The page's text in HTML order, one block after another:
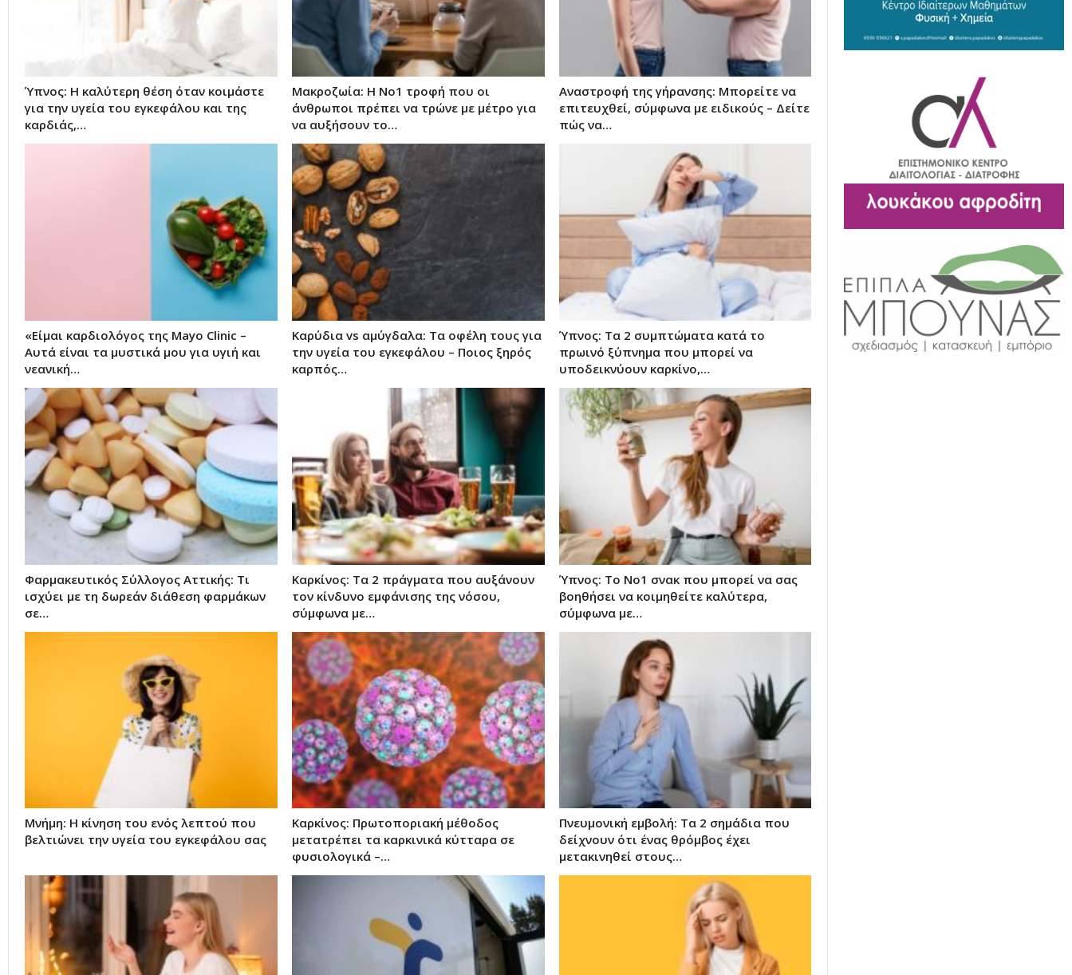
Ύπνος: Η καλύτερη θέση όταν κοιμάστε
για την υγεία του εγκεφάλου και της
καρδιάς,…
Μακροζωία: Η Νο1 τροφή που οι
άνθρωποι πρέπει να τρώνε με μέτρο για
να αυξήσουν το…
Αναστροφή της γήρανσης: Μπορείτε να
επιτευχθεί, σύμφωνα με ειδικούς – Δείτε
πώς να…
«Είμαι καρδιολόγος της Mayo Clinic –
Αυτά είναι τα μυστικά μου για υγιή και
νεανική…
Καρύδια vs αμύγδαλα: Τα οφέλη τους για
την υγεία του εγκεφάλου – Ποιος ξηρός
καρπός…
Ύπνος: Τα 2 συμπτώματα κατά το
πρωινό ξύπνημα που μπορεί να
υποδεικνύουν καρκίνο,…
Φαρμακευτικός Σύλλογος Αττικής: Τι
ισχύει με τη δωρεάν διάθεση φαρμάκων
σε…
Καρκίνος: Τα 2 πράγματα που αυξάνουν
τον κίνδυνο εμφάνισης της νόσου,
σύμφωνα με…
Ύπνος: Το Νο1 σνακ που μπορεί να σας
βοηθήσει να κοιμηθείτε καλύτερα,
σύμφωνα με…
Μνήμη: Η κίνηση του ενός λεπτού που
βελτιώνει την υγεία του εγκεφάλου σας
Καρκίνος: Πρωτοποριακή μέθοδος
μετατρέπει τα καρκινικά κύτταρα σε
φυσιολογικά –…
Πνευμονική εμβολή: Τα 2 σημάδια που
δείχνουν ότι ένας θρόμβος έχει
μετακινηθεί στους…